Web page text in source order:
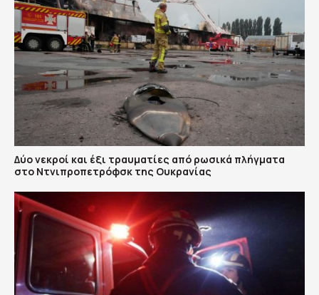
Δύο νεκροί και έξι τραυματίες από ρωσικά πλήγματα
στο Ντνιπροπετρόφσκ της Ουκρανίας